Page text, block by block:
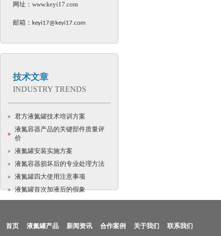
网址： www.keyi17.com
邮箱： keyi17@keyi17.com
技术文章
INDUSTRY TRENDS
君方液氮罐技术培训方案
液氮容器产品的关键部件质量评
价
液氮罐安装实施方案
液氮容器损坏后的专业处理方法
液氮罐四大使用注意事项
液氮罐首次加液后的假象
首页 液氮罐产品 新闻资讯 合作案例 关于我们 联系我们